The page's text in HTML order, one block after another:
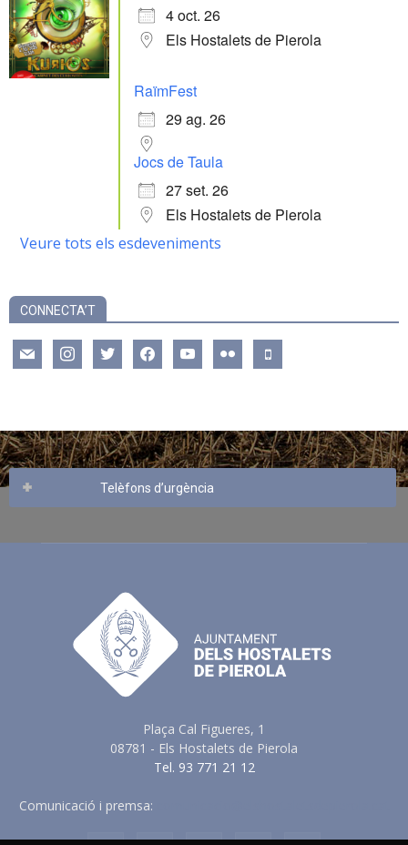
4 oct. 26
Els Hostalets de Pierola
RaïmFest
29 ag. 26
Jocs de Taula
27 set. 26
Els Hostalets de Pierola
Veure tots els esdeveniments
CONNECTA’T
mail instagramtwitter facebookyoutube flickr mobile
Telèfons d’urgència
Plaça Cal Figueres, 1
08781 - Els Hostalets de Pierola
Tel. 93 771 21 12
Comunicació i premsa: